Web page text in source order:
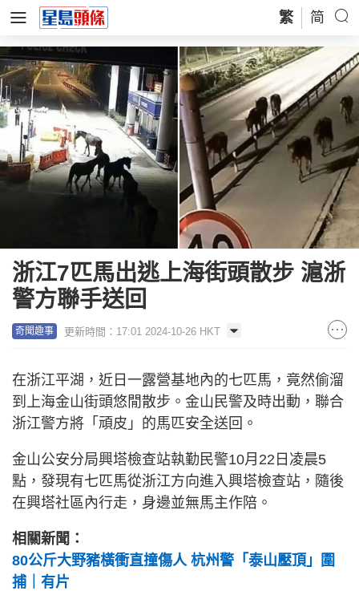
繁 简
浙江7匹馬出逃上海街頭散步 滬浙
警方聯手送回
奇聞趣事 更新時間：17:01 2024-10-26 HKT
在浙江平湖，近日一露營基地內的七匹馬，竟然偷溜
到上海金山街頭悠閒散步。金山民警及時出動，聯合
浙江警方將「頑皮」的馬匹安全送回。
金山公安分局興塔檢查站執勤民警10月22日凌晨5
點，發現有七匹馬從浙江方向進入興塔檢查站，隨後
在興塔社區內行走，身邊並無馬主作陪。
相關新聞：
80公斤大野豬橫衝直撞傷人 杭州警「泰山壓頂」圍
捕｜有片